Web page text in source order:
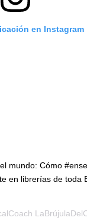
en Instagram
mundo: Cómo
en librerías de toda